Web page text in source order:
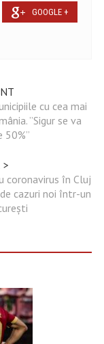
GOOGLE +
cu cea mai
”Sigur se va
50%”
>
coronavirus în Cluj
cazuri noi într-un